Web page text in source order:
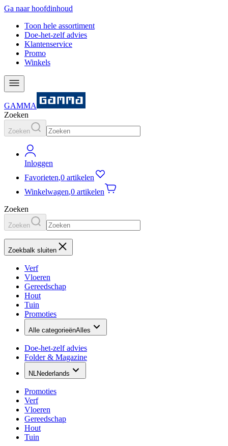
Ga naar hoofdinhoud
Toon hele assortiment
Doe-het-zelf advies
Klantenservice
Promo
Winkels
GAMMA
Zoeken
Zoeken
Inloggen
Favorieten,0 artikelen
Winkelwagen,0 artikelen
Zoeken
Zoeken
Zoekbalk sluiten
Verf
Vloeren
Gereedschap
Hout
Tuin
Promoties
Alle categorieënAlles
Doe-het-zelf advies
Folder & Magazine
NLNederlands
Promoties
Verf
Vloeren
Gereedschap
Hout
Tuin